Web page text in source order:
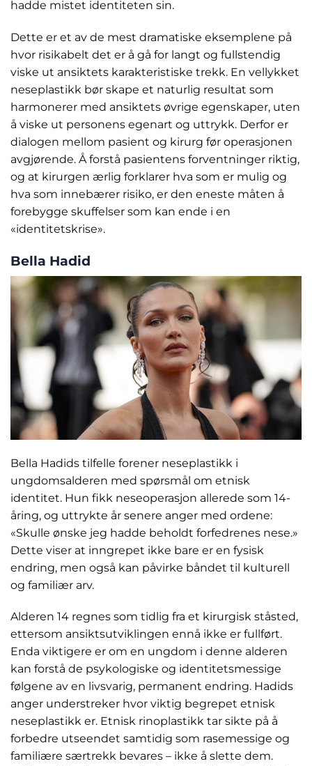
hadde mistet identiteten sin.
Dette er et av de mest dramatiske eksemplene på
hvor risikabelt det er å gå for langt og fullstendig
viske ut ansiktets karakteristiske trekk. En vellykket
neseplastikk bør skape et naturlig resultat som
harmonerer med ansiktets øvrige egenskaper, uten
å viske ut personens egenart og uttrykk. Derfor er
dialogen mellom pasient og kirurg før operasjonen
avgjørende. Å forstå pasientens forventninger riktig,
og at kirurgen ærlig forklarer hva som er mulig og
hva som innebærer risiko, er den eneste måten å
forebygge skuffelser som kan ende i en
«identitetskrise».
Bella Hadid
Bella Hadids tilfelle forener neseplastikk i
ungdomsalderen med spørsmål om etnisk
identitet. Hun fikk neseoperasjon allerede som 14-
åring, og uttrykte år senere anger med ordene:
«Skulle ønske jeg hadde beholdt forfedrenes nese.»
Dette viser at inngrepet ikke bare er en fysisk
endring, men også kan påvirke båndet til kulturell
og familiær arv.
Alderen 14 regnes som tidlig fra et kirurgisk ståsted,
ettersom ansiktsutviklingen ennå ikke er fullført.
Enda viktigere er om en ungdom i denne alderen
kan forstå de psykologiske og identitetsmessige
følgene av en livsvarig, permanent endring. Hadids
anger understreker hvor viktig begrepet etnisk
neseplastikk er. Etnisk rinoplastikk tar sikte på å
forbedre utseendet samtidig som rasemessige og
familiære særtrekk bevares – ikke å slette dem.